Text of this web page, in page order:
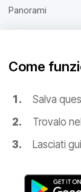
Panorami
Come
Salva
Trovalo
Lasciati